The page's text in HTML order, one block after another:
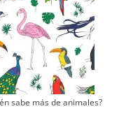
sabe más de animales?